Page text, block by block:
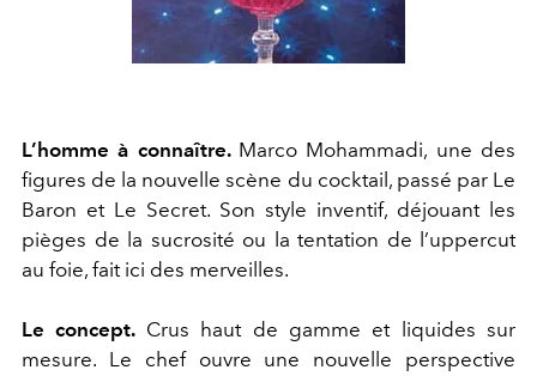
L’homme à connaître. Marco Mohammadi, une des
figures de la nouvelle scène du cocktail, passé par Le
Baron et Le Secret. Son style inventif, déjouant les
pièges de la sucrosité ou la tentation de l’uppercut
au foie, fait ici des merveilles.
Le concept. Crus haut de gamme et liquides sur
mesure. Le chef ouvre une nouvelle perspective